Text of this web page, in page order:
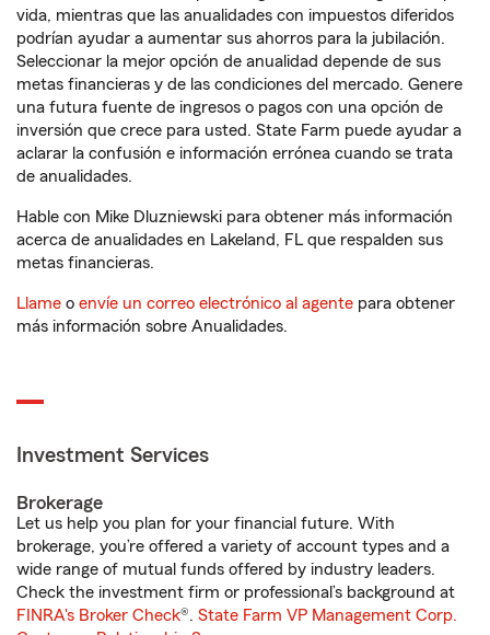
vida, mientras que las anualidades con impuestos diferidos
podrían ayudar a aumentar sus ahorros para la jubilación.
Seleccionar la mejor opción de anualidad depende de sus
metas financieras y de las condiciones del mercado. Genere
una futura fuente de ingresos o pagos con una opción de
inversión que crece para usted. State Farm puede ayudar a
aclarar la confusión e información errónea cuando se trata
de anualidades.
Hable con Mike Dluzniewski para obtener más información
acerca de anualidades en Lakeland, FL que respalden sus
metas financieras.
Llame o envíe un correo electrónico al agente para obtener
más información sobre Anualidades.
Investment Services
Brokerage
Let us help you plan for your financial future. With
brokerage, you’re offered a variety of account types and a
wide range of mutual funds offered by industry leaders.
Check the investment firm or professional’s background at
FINRA's Broker Check®. State Farm VP Management Corp.